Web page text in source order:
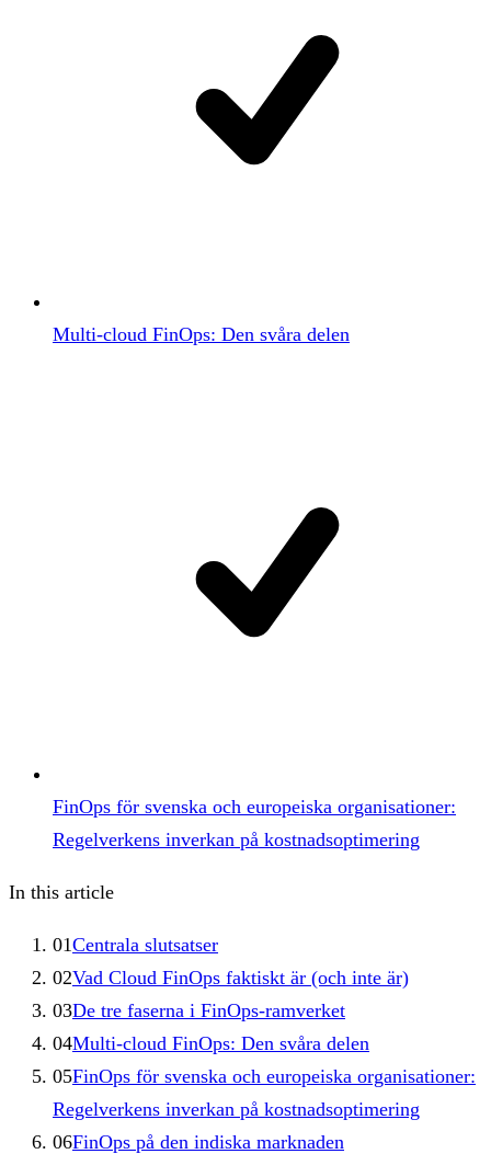
Multi-cloud FinOps: Den svåra delen
FinOps för svenska och europeiska organisationer:
Regelverkens inverkan på kostnadsoptimering
In this article
01Centrala slutsatser
02Vad Cloud FinOps faktiskt är (och inte är)
03De tre faserna i FinOps-ramverket
04Multi-cloud FinOps: Den svåra delen
05FinOps för svenska och europeiska organisationer:
Regelverkens inverkan på kostnadsoptimering
06FinOps på den indiska marknaden